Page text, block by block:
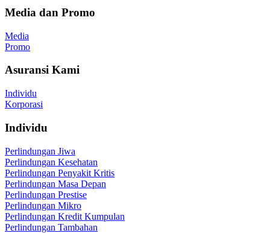
Media dan Promo
Media
Promo
Asuransi Kami
Individu
Korporasi
Individu
Perlindungan Jiwa
Perlindungan Kesehatan
Perlindungan Penyakit Kritis
Perlindungan Masa Depan
Perlindungan Prestise
Perlindungan Mikro
Perlindungan Kredit Kumpulan
Perlindungan Tambahan